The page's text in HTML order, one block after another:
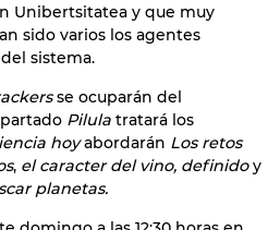
Unibertsitatea y que muy
sido varios los agentes
sistema.
se ocuparán del
Pilula tratará los
hoyabordarán Los retos
, el caracter del vino, definidoy
planetas.